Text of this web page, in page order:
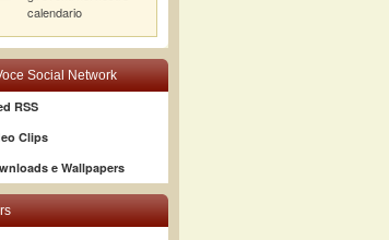
calendario
Social Network
RSS
Clips
e Wallpapers